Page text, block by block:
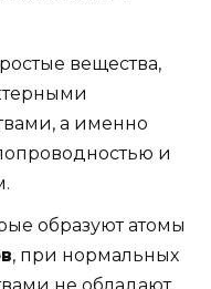
вещества,
а именно
и
образуют атомы
, при нормальных